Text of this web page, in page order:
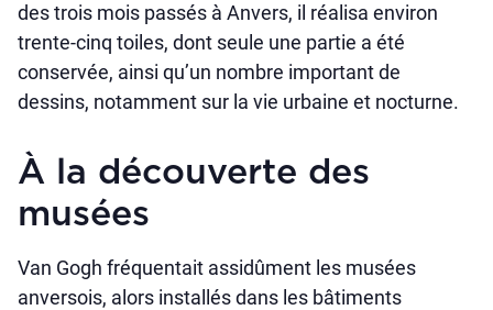
des trois mois passés à Anvers, il réalisa environ
trente-cinq toiles, dont seule une partie a été
conservée, ainsi qu’un nombre important de
dessins, notamment sur la vie urbaine et nocturne.
À la découverte des
musées
Van Gogh fréquentait assidûment les musées
anversois, alors installés dans les bâtiments